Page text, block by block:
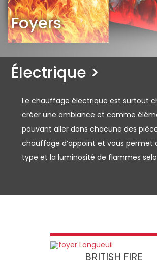
Foyers
Électrique >
Le chauffage électrique est surtout
créer une ambiance et comme
pouvant aller dans chacune des
chauffage d’appoint et vous permet
type et la luminosité de flammes
BRITISH FIRE